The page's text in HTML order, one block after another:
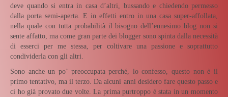
deve quando si entra in casa d’altri, bussando e chiedendo permesso
dalla porta semi-aperta. E in effetti entro in una casa super-affollata,
nella quale con tutta probabilità il bisogno dell’ennesimo blog non si
sente affatto, ma come gran parte dei blogger sono spinta dalla necessità
di esserci per me stessa, per coltivare una passione e soprattutto
condividerla con gli altri.
Sono anche un po’ preoccupata perché, lo confesso, questo non è il
primo tentativo, ma il terzo. Da alcuni anni desidero fare questo passo e
ci ho già provato due volte. La prima purtroppo è stata in un momento